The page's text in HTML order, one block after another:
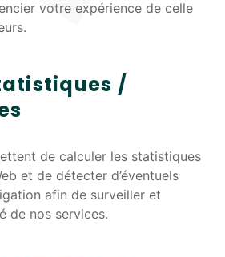
votre expérience de celle
/
de calculer les statistiques
et de détecter d’éventuels
afin de surveiller et
de nos services.